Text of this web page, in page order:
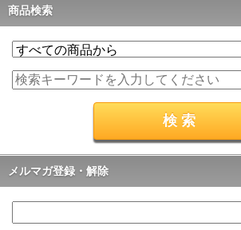
商品検索
メルマガ登録・解除